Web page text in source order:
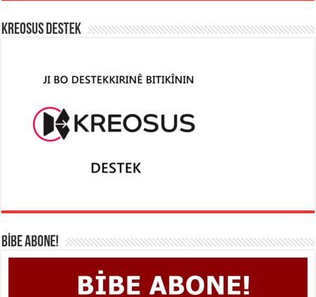
KREOSUS DESTEK
BİBE ABONE!